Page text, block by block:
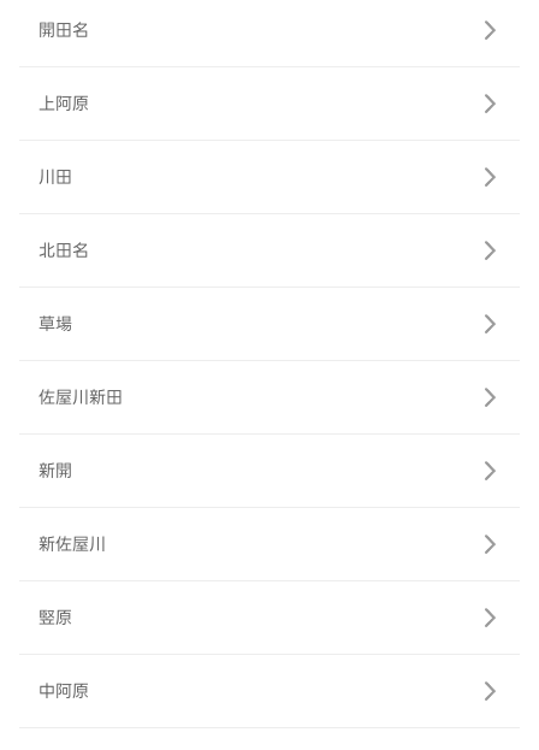
開田名
上阿原
川田
北田名
草場
佐屋川新田
新開
新佐屋川
竪原
中阿原